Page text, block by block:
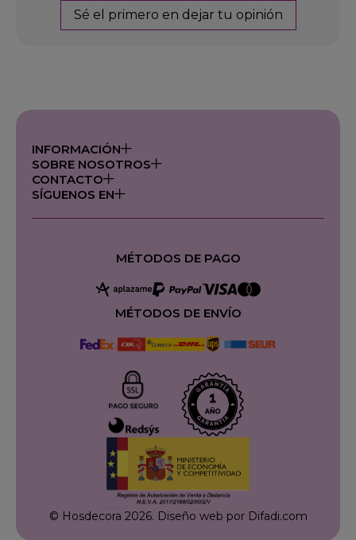
Sé el primero en dejar tu opinión
INFORMACIÓN
SOBRE NOSOTROS
CONTACTO
SÍGUENOS EN
MÉTODOS DE PAGO
MÉTODOS DE ENVÍO
© Hosdecora 2026. Diseño web por Difadi.com